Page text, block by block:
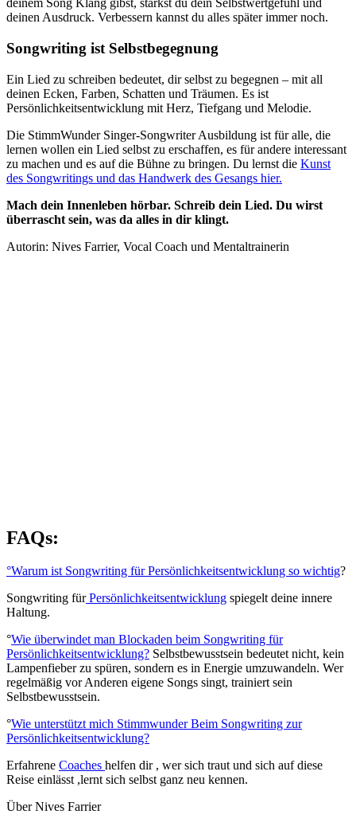
deinem Song Klang gibst, stärkst du dein Selbstwertgefühl und
deinen Ausdruck. Verbessern kannst du alles später immer noch.
Songwriting ist Selbstbegegnung
Ein Lied zu schreiben bedeutet, dir selbst zu begegnen – mit all
deinen Ecken, Farben, Schatten und Träumen. Es ist
Persönlichkeitsentwicklung mit Herz, Tiefgang und Melodie.
Die StimmWunder Singer-Songwriter Ausbildung ist für alle, die
lernen wollen ein Lied selbst zu erschaffen, es für andere interessant
zu machen und es auf die Bühne zu bringen. Du lernst die Kunst
des Songwritings und das Handwerk des Gesangs hier.
Mach dein Innenleben hörbar. Schreib dein Lied. Du wirst
überrascht sein, was da alles in dir klingt.
Autorin: Nives Farrier, Vocal Coach und Mentaltrainerin
FAQs:
°Warum ist Songwriting für Persönlichkeitsentwicklung so wichtig?
Songwriting fürPersönlichkeitsentwicklung spiegelt deine innere
Haltung.
°Wie überwindet man Blockaden beim Songwriting für
Persönlichkeitsentwicklung? Selbstbewusstsein bedeutet nicht, kein
Lampenfieber zu spüren, sondern es in Energie umzuwandeln. Wer
regelmäßig vor Anderen eigene Songs singt, trainiert sein
Selbstbewusstsein.
°Wie unterstützt mich Stimmwunder Beim Songwriting zur
Persönlichkeitsentwicklung?
Erfahrene Coaches helfen dir , wer sich traut und sich auf diese
Reise einlässt ,lernt sich selbst ganz neu kennen.
Über Nives Farrier